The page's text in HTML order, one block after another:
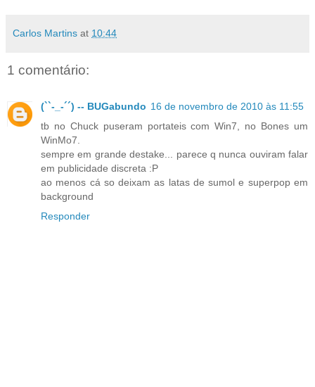
Carlos Martins at 10:44
1 comentário:
(``-_-´´) -- BUGabundo 16 de novembro de 2010 às 11:55
tb no Chuck puseram portateis com Win7, no Bones um
WinMo7.
sempre em grande destake... parece q nunca ouviram falar
em publicidade discreta :P
ao menos cá so deixam as latas de sumol e superpop em
background
Responder